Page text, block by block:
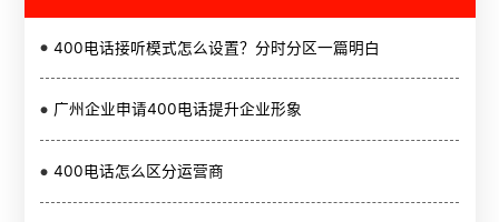
400电话接听模式怎么设置？分时分区一篇明白
广州企业申请400电话提升企业形象
400电话怎么区分运营商